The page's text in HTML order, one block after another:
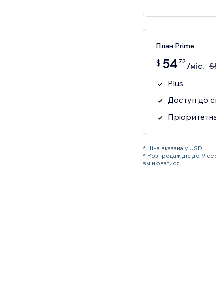
План Prime
$ 54 72 /міс. $
Plus
Доступ до
* Ціна вказана у USD.
* Розпродаж діє до 9
змінюватися.